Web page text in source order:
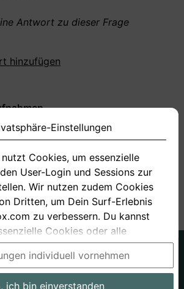
Antwort zu dieser Frage
hinzufügen
Frage noch keine Antworten
uns
Datenschutz
AGB
Preise
Einstellungen
Cookies, um essenzielle
User-Login und Sessions zur
Wir nutzen zudem Cookies
Dritten, um Dein Surf-Erlebnis
zu verbessern. Du kannst
Cookies oder alle
Du kannst Deine
in unseren Cookie- und
ändern. Dieser Link ist
individuell vornehmen
ich bin einverstanden